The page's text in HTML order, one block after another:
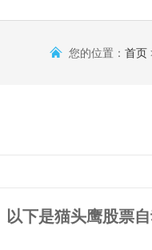
您的位置： 首页
下是猫头鹰股票